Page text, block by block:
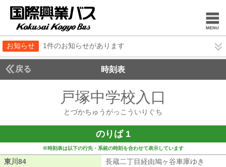
お知らせ 1件のお知らせがあります
戻る 時刻表
戸塚中学校入口
とづかちゅうがっこういりぐち
のりば 1
※時刻表は以下の行先・系統の時刻を合わせて表示しています
東川84 長蔵二丁目経由鳩ヶ谷車庫ゆき